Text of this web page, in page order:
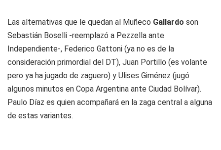
Las alternativas que le quedan al Muñeco Gallardo son
Sebastián Boselli -reemplazó a Pezzella ante
Independiente-, Federico Gattoni (ya no es de la
consideración primordial del DT), Juan Portillo (es volante
pero ya ha jugado de zaguero) y Ulises Giménez (jugó
algunos minutos en Copa Argentina ante Ciudad Bolívar).
Paulo Díaz es quien acompañará en la zaga central a alguna
de estas variantes.